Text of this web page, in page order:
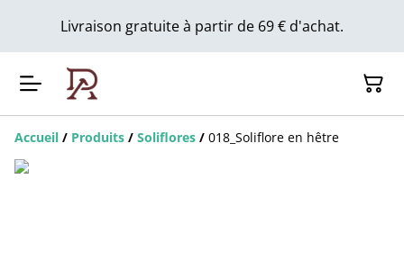
Livraison gratuite à partir de 69 € d'achat.
Accueil / Produits / Soliflores / 018_Soliflore en hêtre